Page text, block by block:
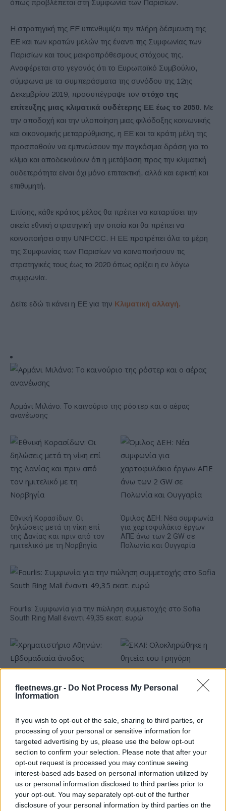
fleetnews.gr - Do Not Process My Personal
Information
If you wish to opt-out of the sale, sharing to third parties, or
processing of your personal or sensitive information for
targeted advertising by us, please use the below opt-out
section to confirm your selection. Please note that after your
opt-out request is processed you may continue seeing
interest-based ads based on personal information utilized by
us or personal information disclosed to third parties prior to
your opt-out. You may separately opt-out of the further
disclosure of your personal information by third parties on the
όπως προβλέπεται στη Συμφωνία των Παρισίων.
Η στρατηγική της ΕΕ υπενθυμίζει την πλήρη δέσμευση της
ΕΕ και των κρατών μελών της έναντι της Συμφωνίας των
Παρισίων και τους μακροπρόθεσμους στόχους της.
Αναφέρεται στο γεγονός ότι το Ευρωπαϊκό Συμβούλιο,
σύμφωνα με τα συμπεράσματα της συνόδου της 12ης
Δεκεμβρίου 2019, προσυπέγραψε τον στόχο της
επίτευξης μιας κλιματικά ουδέτερης ΕΕ έως το 2050. Με
την αποδοχή και την υλοποίηση μιας φιλόδοξης κοινωνικής
και οικονομικής μεταρρύθμισης, η ΕΕ και τα κράτη μέλη της
προσπαθούν να εμπνεύσουν την παγκόσμια δράση για το
κλίμα και αποδεικνύουν ότι η μετάβαση προς την κλιματική
ουδετερότητα είναι όχι μόνο επιτακτική, αλλά και εφικτή και
επιθυμητή.
Επίσης, κάθε κράτος μέλος θα πρέπει να καταρτίσει την
οικεία εθνική στρατηγική την οποία και θα πρέπει να
κοινοποιήσει στην UNFCCC. Η ΕΕ προτρέπει όλα τα μέρη
της Συμφωνίας των Παρισίων να κοινοποιήσουν τις
στρατηγικές τους έως το 2020 όπως ορίζει η εν λόγω
συμφωνία.
Δείτε εδώ τι κάνει η ΕΕ για την Κλιματική αλλαγή.
Αρμάνι Μιλάνο: Το καινούριο της ρόστερ και ο αέρας
ανανέωσης
Εθνική Κορασίδων: Οι
δηλώσεις μετά τη νίκη επί
της Δανίας και πριν από τον
ημιτελικό με τη Νορβηγία
Όμιλος ΔΕΗ: Νέα συμφωνία
για χαρτοφυλάκιο έργων
ΑΠΕ άνω των 2 GW σε
Πολωνία και Ουγγαρία
Fourlis: Συμφωνία για την πώληση συμμετοχής στο Sofia
South Ring Mall έναντι 49,35 εκατ. ευρώ
Εβδομαδιαία άνοδος 1,76%,
κέρδη 23,31% από τις αρχές
του έτους
ΣΚΑΪ: Ολοκληρώθηκε η
θητεία του Γρηγόρη
Δημητριάδη - Ο Γιάννης
Αλαφούζος επιστρέφει στη
θέση του CEO